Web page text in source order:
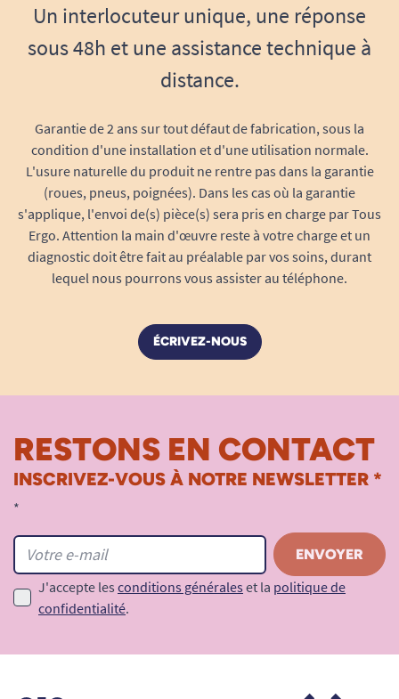
Un interlocuteur unique, une réponse
sous 48h et une assistance technique à
distance.
Garantie de 2 ans sur tout défaut de fabrication, sous la
condition d'une installation et d'une utilisation normale.
L'usure naturelle du produit ne rentre pas dans la garantie
(roues, pneus, poignées). Dans les cas où la garantie
s'applique, l'envoi de(s) pièce(s) sera pris en charge par Tous
Ergo. Attention la main d'œuvre reste à votre charge et un
diagnostic doit être fait au préalable par vos soins, durant
lequel nous pourrons vous assister au téléphone.
ÉCRIVEZ-NOUS
RESTONS EN CONTACT
INSCRIVEZ-VOUS À NOTRE NEWSLETTER *
*
J'accepte les conditions générales et la politique de
confidentialité.